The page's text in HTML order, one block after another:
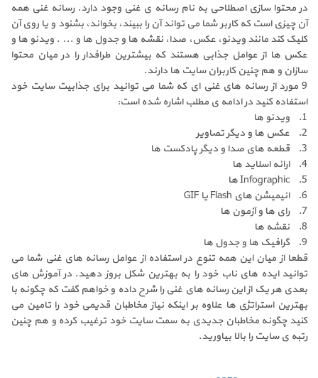
در محتوا سازی اصطلاحی به نام رسانه ی غنی وجود دارد. رسانه غنی همه
آن چیزی است که کاربر شما می تواند آن را ببیند، بخواند، بشنود و یا روی آن
کلیک کند مانند ویدئو، عکس، صدا، نقشه ها و جدول ها و ... . ویدئو ها و
عکس ها از عوامل جذابی هستند که بیشترین طرافدار را در میان محتوا
سازان و هم چنین کاربران سایت ها دارند.
9 مورد از رسانه های غنی ای که شما می توانید برای جذابیت سایت خود
استفاده کنید در ادامه ی مطلب اشاره شده است:
1. ویدئو ها
2. عکس ها و دیگر تصاویر
3. قطعه های صدا و دیگر پادکست ها
4. ارائه اسلاید ها
5. Infographic ها
6. انیمیشن های Flash یا GIF
7. رای ها و آزمون ها
8. نقشه ها
9. گرافیک ها و جدول ها
قطعا از میان این همه تنوع در استفاده از عوامل رسانه های غنی شما می
توانید ایده های ناب خود را به بهترین شکل بروز دهید. در آموزش های
بعدی هر یک از این رسانه های غنی را شرح داده و خواهم گفت که چگونه با
بهترین استراتژی ها علاوه بر اینکه نیاز مخاطبان قدیمی خود را تامین می
کنید چگونه مخاطبان جدیدی به سمت سایت خود ترغیب کرده و هم چنین
رتبه ی سایت را بالا بیاورید.